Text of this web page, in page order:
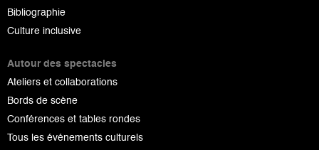
Bibliographie
Culture inclusive
Autour des spectacles
Ateliers et collaborations
Bords de scène
Conférences et tables rondes
Tous les événements culturels